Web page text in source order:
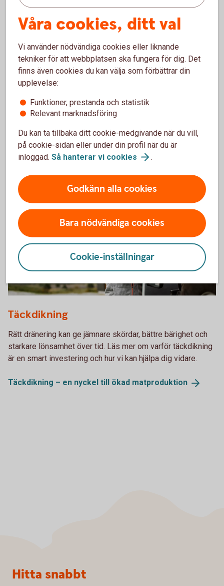
investeringar och framtidstro bland svenska
skogsägare och lantbrukare.
Årets rapport visar att lönsamheten i lantbruket
skillnaderna mellan stora och små gårdar ökar,
där många mindre mjölkföretag nu planerar att
lägga ned sin verksamhet.
Tips och inspiration för dig som
skog- och lantbrukare
Täckdikning
Rätt dränering kan ge jämnare skördar, bättre bärighet och
starkare lönsamhet över tid. Läs mer om varför täckdikning
är en smart investering och hur vi kan hjälpa dig vidare.
Täckdikning – en nyckel till ökad matproduktion
Våra cookies, ditt val
Vi använder nödvändiga cookies eller liknande
tekniker för att webbplatsen ska fungera för dig. Det
finns även cookies du kan välja som förbättrar din
upplevelse:
Funktioner, prestanda och statistik
Relevant marknadsföring
Du kan ta tillbaka ditt cookie-medgivande när du vill,
på cookie-sidan eller under din profil när du är
inloggad. Så hanterar vi cookies .
Godkänn alla cookies
Bara nödvändiga cookies
Cookie-inställningar
Sidfot
Hitta snabbt